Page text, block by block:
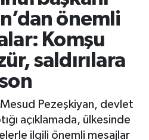
önemli
Komşu
saldırılara
Mesud Pezeşkiyan, devlet
açıklamada, ülkesinde
ilgili önemli mesajlar